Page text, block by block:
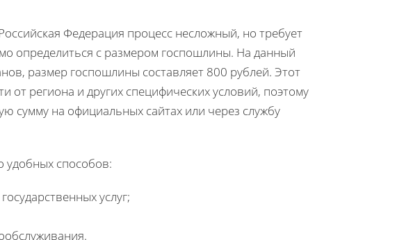
Федерация процесс несложный, но требует
определиться с размером госпошлины. На данный
размер госпошлины составляет 800 рублей. Этот
от региона и других специфических условий, поэтому
сумму на официальных сайтах или через службу
удобных способов:
услуг;